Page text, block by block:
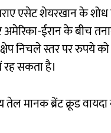
एसेट शेयरखान के
ईरान के बीच
निचले स्तर पर रुपये
सकता है।
तेल मानक ब्रेंट क्रूड